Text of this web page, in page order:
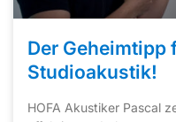
Der Geheimtipp
Studioakustik!
HOFA Akustiker Pascal